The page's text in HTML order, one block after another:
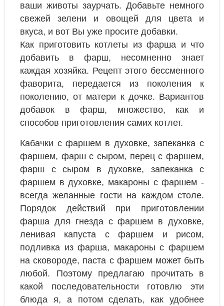
ваши животы заурчать. Добавьте немного
свежей зелени и овощей для цвета и
вкуса, и вот Вы уже просите добавки.
Как приготовить котлеты из фарша и что
добавить в фарш, несомненно знает
каждая хозяйка. Рецепт этого бессменного
фаворита, передается из поколения к
поколению, от матери к дочке. Вариантов
добавок в фарш, множество, как и
способов приготовления самих котлет.
Кабачки с фаршем в духовке, запеканка с
фаршем, фарш с сыром, перец с фаршем,
фарш с сыром в духовке, запеканка с
фаршем в духовке, макароны с фаршем -
всегда желанные гости на каждом столе.
Порядок действий при приготовлении
фарша для гнезда с фаршем в духовке,
ленивая капуста с фаршем и рисом,
подливка из фарша, макароны с фаршем
на сковороде, паста с фаршем может быть
любой. Поэтому предлагаю прочитать в
какой последовательности готовлю эти
блюда я, а потом сделать, как удобнее